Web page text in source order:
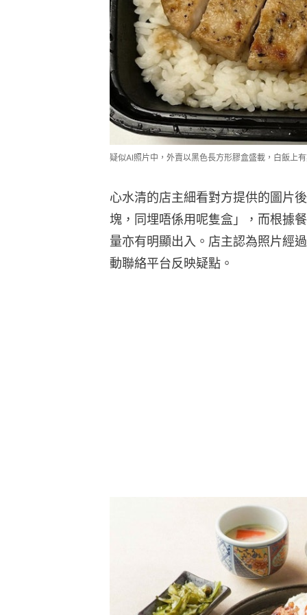
疑似AI照片中，外賣以黑色長方形膠盒盛載，白飯上
心水清的店主細看對方提供的圖片
塊，同埋唔係用呢隻盒」，而根據
量亦有明顯出入。店主認為照片經
動聯絡平台反映疑點。